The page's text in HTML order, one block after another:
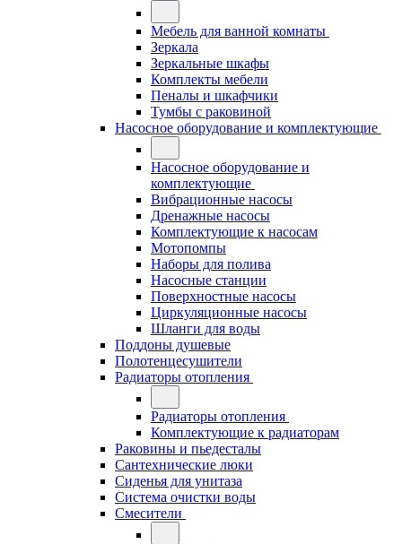
Мебель для ванной комнаты
Зеркала
Зеркальные шкафы
Комплекты мебели
Пеналы и шкафчики
Тумбы с раковиной
Насосное оборудование и комплектующие
Насосное оборудование и
комплектующие
Вибрационные насосы
Дренажные насосы
Комплектующие к насосам
Мотопомпы
Наборы для полива
Насосные станции
Поверхностные насосы
Циркуляционные насосы
Шланги для воды
Поддоны душевые
Полотенцесушители
Радиаторы отопления
Радиаторы отопления
Комплектующие к радиаторам
Раковины и пьедесталы
Сантехнические люки
Сиденья для унитаза
Система очистки воды
Смесители